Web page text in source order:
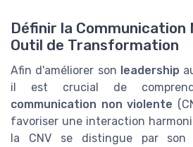
Définir la Communication
Outil de Transformation
Afin d'améliorer son leadership
il est crucial de
communication non violente
favoriser une interaction
la CNV se distingue par son